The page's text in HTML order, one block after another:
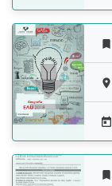




